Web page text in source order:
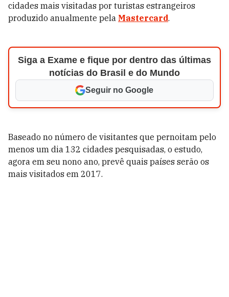
cidades mais visitadas por turistas estrangeiros
produzido anualmente pela Mastercard.
Siga a Exame e fique por dentro das últimas
notícias do Brasil e do Mundo
Seguir no Google
Baseado no número de visitantes que pernoitam pelo
menos um dia 132 cidades pesquisadas, o estudo,
agora em seu nono ano, prevê quais países serão os
mais visitados em 2017.